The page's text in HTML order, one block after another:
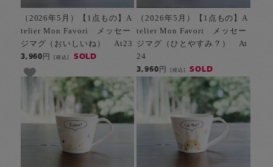
（2026年5月）【1点もの】A
telier Mon Favori メッセー
ジマグ（おいしいね） At23
3,960円[税込] SOLD
（2026年5月）【1点もの】A
telier Mon Favori メッセー
ジマグ（ひとやすみ？） At
24
3,960円 [税込] SOLD